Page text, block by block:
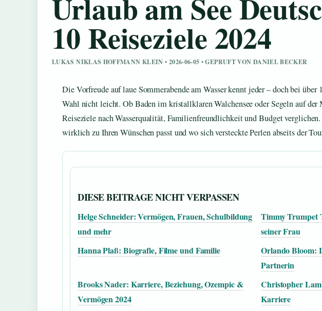
10 Reiseziele 2024
LUKAS NIKLAS HOFFMANN KLEIN • 2026-06-05 • GEPRUFT VON DANIEL BECKER
Die Vorfreude auf laue Sommerabende am Wasser kennt jeder – doch bei
Wahl nicht leicht. Ob Baden im kristallklaren Walchensee oder Segeln auf
Reiseziele nach Wasserqualität, Familienfreundlichkeit und Budget
wirklich zu Ihren Wünschen passt und wo sich versteckte Perlen abseits der
DIESE BEITRAGE NICHT VERPASSEN
Helge Schneider: Vermögen, Frauen, Schulbildung
und mehr
Timmy Trumpet
seiner Frau
Hanna Plaß: Biografie, Filme und Familie
Orlando Bloom:
Partnerin
Brooks Nader: Karriere, Beziehung, Ozempic &
Vermögen 2024
Christopher
Karriere